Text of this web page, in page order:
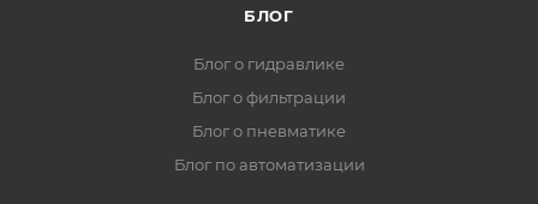
БЛОГ
Блог о гидравлике
Блог о фильтрации
Блог о пневматике
Блог по автоматизации